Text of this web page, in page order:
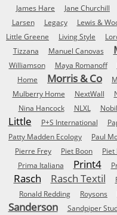
James Hare
Jane Churchill
Larsen
Legacy Lewis &
Little Greene
Living Style
Tizzana
Manuel Canovas
Williamson
Maya Romanoff
Home
Morris & Co
Mulberry Home
NextWall
Nina Hancock NLXL
Little
P+S International
Patty Madden Ecology
Paul
Pierre Frey
Piet Boon Piet
Prima Italiana
Print4
Rasch Rasch Textil
Ronald Redding
Roysons
Sanderson Sandpiper